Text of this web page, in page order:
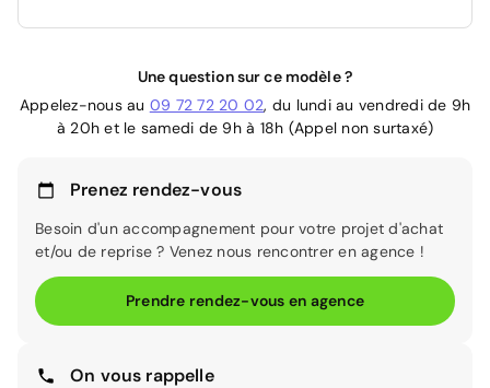
Une question sur ce modèle ?
Appelez-nous au 09 72 72 20 02, du lundi au vendredi de 9h
à 20h et le samedi de 9h à 18h (Appel non surtaxé)
Prenez rendez-vous
Besoin d'un accompagnement pour votre projet d'achat
et/ou de reprise ? Venez nous rencontrer en agence !
Prendre rendez-vous en agence
On vous rappelle